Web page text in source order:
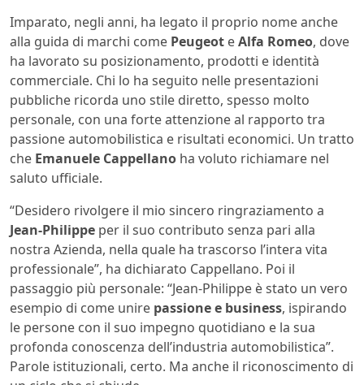
Imparato, negli anni, ha legato il proprio nome anche
alla guida di marchi come Peugeot eAlfa Romeo, dove
ha lavorato su posizionamento, prodotti e identità
commerciale. Chi lo ha seguito nelle presentazioni
pubbliche ricorda uno stile diretto, spesso molto
personale, con una forte attenzione al rapporto tra
passione automobilistica e risultati economici. Un tratto
che Emanuele Cappellano ha voluto richiamare nel
saluto ufficiale.
“Desidero rivolgere il mio sincero ringraziamento a
Jean-Philippe per il suo contributo senza pari alla
nostra Azienda, nella quale ha trascorso l’intera vita
professionale”, ha dichiarato Cappellano. Poi il
passaggio più personale: “Jean-Philippe è stato un vero
esempio di come unire passione e business, ispirando
le persone con il suo impegno quotidiano e la sua
profonda conoscenza dell’industria automobilistica”.
Parole istituzionali, certo. Ma anche il riconoscimento di